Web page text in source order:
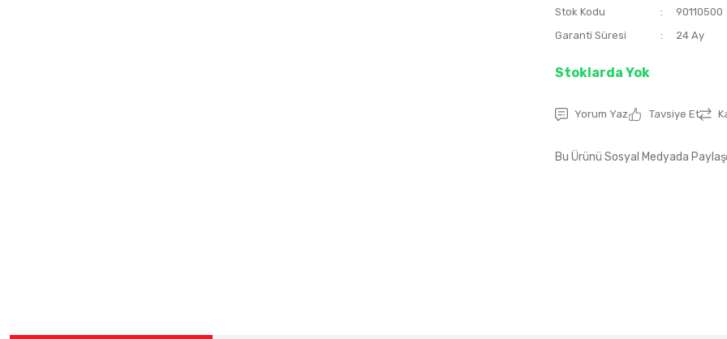
Stok Kodu
90110500
Garanti Süresi
24 Ay
Stoklarda Yok
Yorum Yaz Tavsiye Et
Bu Ürünü Sosyal Medyada Paylaş